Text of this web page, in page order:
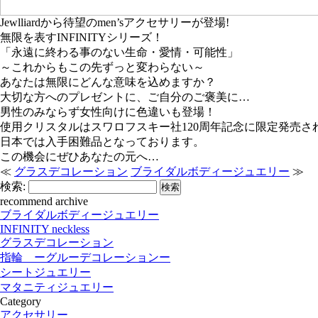
Jewlliardから待望のmen’sアクセサリーが登場!
無限を表すINFINITYシリーズ！
「永遠に終わる事のない生命・愛情・可能性」
～これからもこの先ずっと変わらない～
あなたは無限にどんな意味を込めますか？
大切な方へのプレゼントに、ご自分のご褒美に…
男性のみならず女性向けに色違いも登場！
使用クリスタルはスワロフスキー社120周年記念に限定発売さ
日本では入手困難品となっております。
この機会にぜひあなたの元へ…
≪ グラスデコレーション ブライダルボディージュエリー ≫
検索:
recommend archive
ブライダルボディージュエリー
INFINITY neckless
グラスデコレーション
指輪 ーグルーデコレーションー
シートジュエリー
マタニティジュエリー
Category
アクセサリー